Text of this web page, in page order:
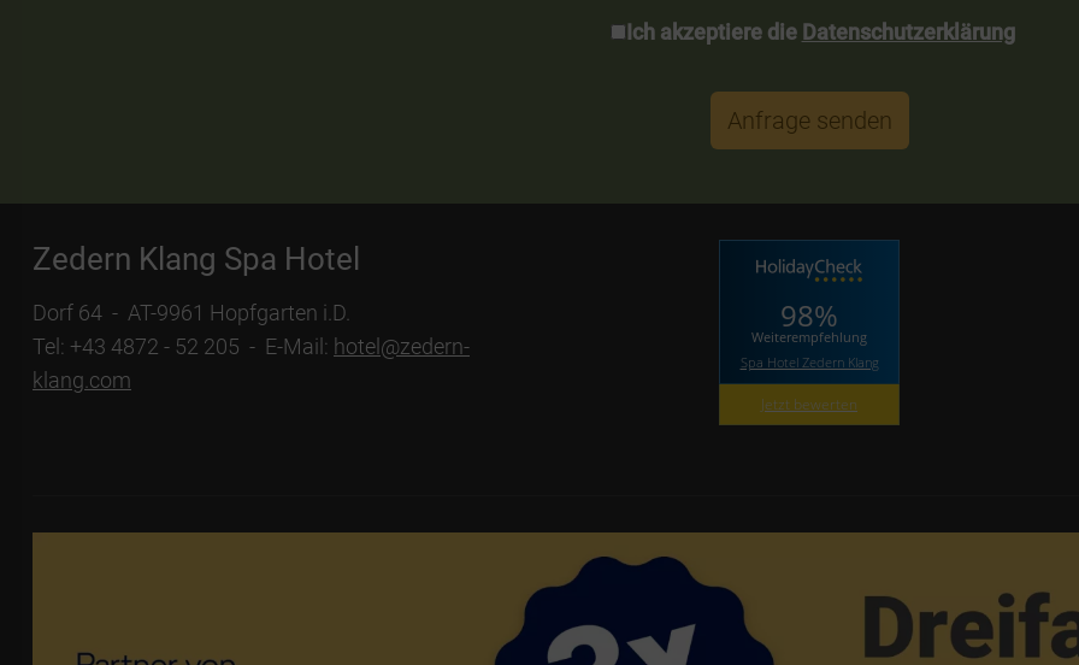
*Datenschutzerklärung:
Ich akzeptiere die Datenschutzerklärung
Anfrage senden
Zedern Klang Spa Hotel
Dorf 64 - AT-9961 Hopfgarten i.D.
Tel: +43 4872 - 52 205 - E-Mail: hotel@zedern-
klang.com
98%
Weiterempfehlung
Spa Hotel Zedern Klang
Jetzt bewerten